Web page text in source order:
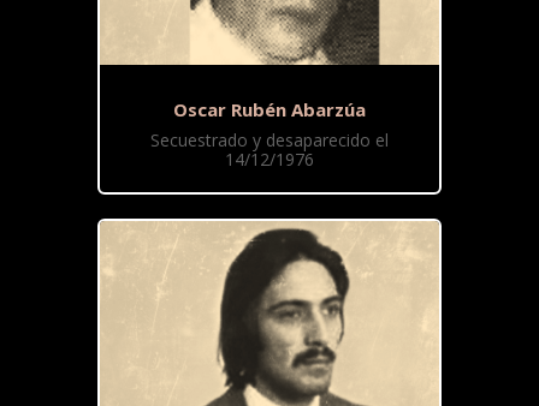
Oscar Rubén Abarzúa
Secuestrado y desaparecido el
14/12/1976